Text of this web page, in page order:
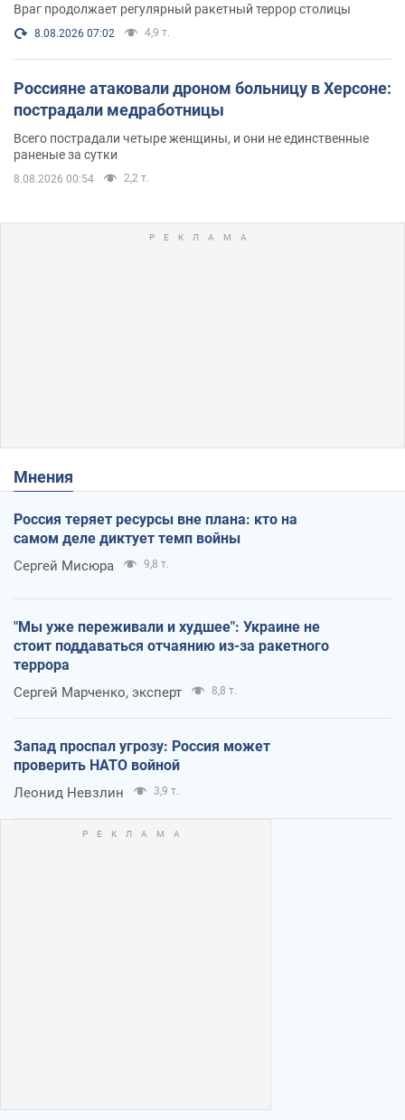
Враг продолжает регулярный ракетный террор столицы
8.08.2026 07:02 4,9 т.
Россияне атаковали дроном больницу в Херсоне:
пострадали медработницы
Всего пострадали четыре женщины, и они не единственные
раненые за сутки
8.08.2026 00:54 2,2 т.
Мнения
Россия теряет ресурсы вне плана: кто на
самом деле диктует темп войны
Сергей Мисюра 9,8 т.
"Мы уже переживали и худшее": Украине не
стоит поддаваться отчаянию из-за ракетного
террора
Сергей Марченко, эксперт 8,8 т.
Запад проспал угрозу: Россия может
проверить НАТО войной
Леонид Невзлин 3,9 т.